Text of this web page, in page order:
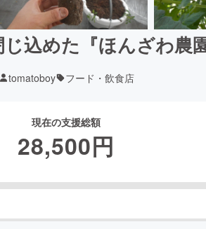
込めた『ほんざわ農
tomatoboy フード・飲食店
現在の支援総額
28,500円